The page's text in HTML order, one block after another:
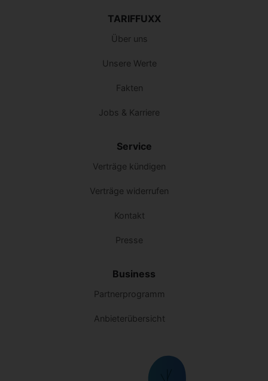
TARIFFUXX
Über uns
Unsere Werte
Fakten
Jobs & Karriere
Service
Verträge kündigen
Verträge widerrufen
Kontakt
Presse
Business
Partnerprogramm
Anbieterübersicht